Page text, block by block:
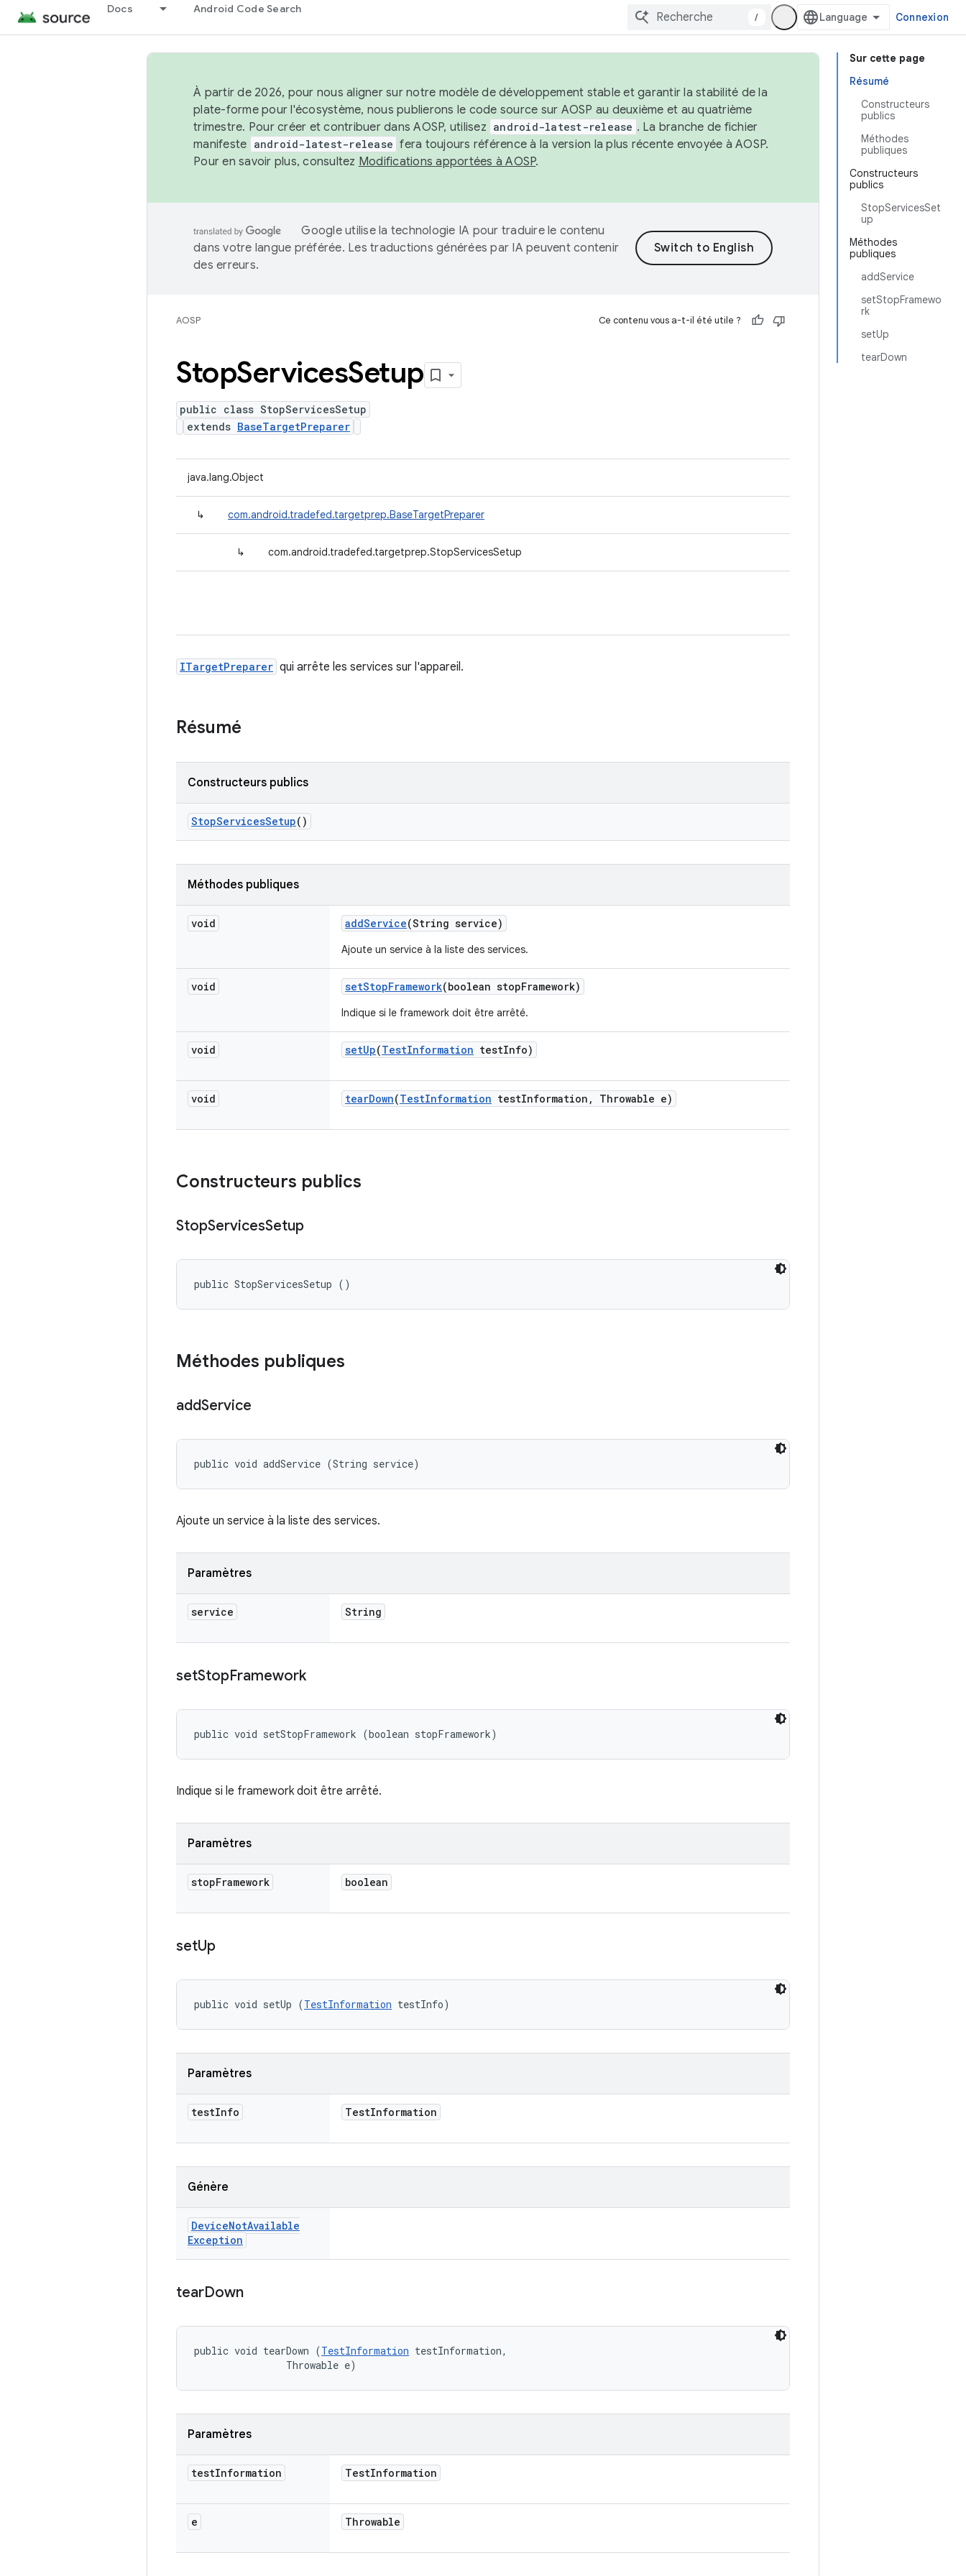
Docs Android Code Search
/ Connexion
Sur cette page
Résumé
Constructeurs
publics
Méthodes
publiques
Constructeurs
publics
StopServicesSet
up
Méthodes
publiques
addService
setStopFramewo
rk
setUp
tearDown
À partir de 2026, pour nous aligner sur notre modèle de développement stable et garantir la stabilité de la
plate-forme pour l'écosystème, nous publierons le code source sur AOSP au deuxième et au quatrième
trimestre. Pour créer et contribuer dans AOSP, utilisez android-latest-release . La branche de fichier
manifeste android-latest-release fera toujours référence à la version la plus récente envoyée à AOSP.
Pour en savoir plus, consultez Modifications apportées à AOSP.
Google utilise la technologie IA pour traduire le contenu
dans votre langue préférée. Les traductions générées par IA peuvent contenir
des erreurs.
AOSP Ce contenu vous a-t-il été utile ?
StopServicesSetup
public class StopServicesSetup
extends BaseTargetPreparer
java.lang.Object
↳ com.android.tradefed.targetprep.BaseTargetPreparer
↳ com.android.tradefed.targetprep.StopServicesSetup
ITargetPreparer qui arrête les services sur l'appareil.
Résumé
Constructeurs publics
StopServicesSetup()
Méthodes publiques
void addService(String service)
Ajoute un service à la liste des services.
void setStopFramework(boolean stopFramework)
Indique si le framework doit être arrêté.
void setUp(TestInformation testInfo)
void tearDown(TestInformation testInformation , Throwable e)
Constructeurs publics
StopServicesSetup
public StopServicesSetup ()
Méthodes publiques
addService
public void addService (String service)
Ajoute un service à la liste des services.
Paramètres
service String
setStopFramework
public void setStopFramework (boolean stopFramework)
Indique si le framework doit être arrêté.
Paramètres
stopFramework boolean
setUp
public void setUp (TestInformation testInfo)
Paramètres
testInfo TestInformation
Génère
DeviceNotAvailable
Exception
tearDown
public void tearDown (TestInformation testInformation,
                Throwable e)
Paramètres
testInformation TestInformation
e Throwable